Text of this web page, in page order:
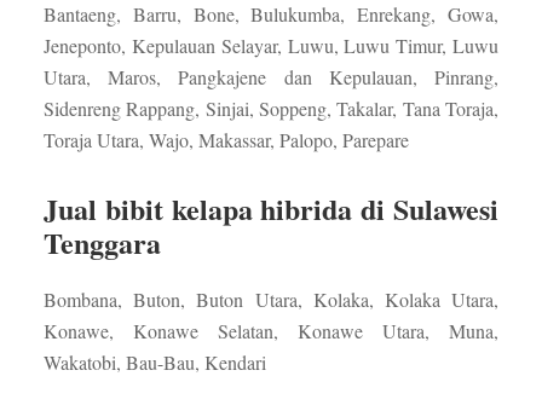
Bantaeng, Barru, Bone, Bulukumba, Enrekang, Gowa,
Jeneponto, Kepulauan Selayar, Luwu, Luwu Timur, Luwu
Utara, Maros, Pangkajene dan Kepulauan, Pinrang,
Sidenreng Rappang, Sinjai, Soppeng, Takalar, Tana Toraja,
Toraja Utara, Wajo, Makassar, Palopo, Parepare
Jual bibit kelapa hibrida di Sulawesi
Tenggara
Bombana, Buton, Buton Utara, Kolaka, Kolaka Utara,
Konawe, Konawe Selatan, Konawe Utara, Muna,
Wakatobi, Bau-Bau, Kendari